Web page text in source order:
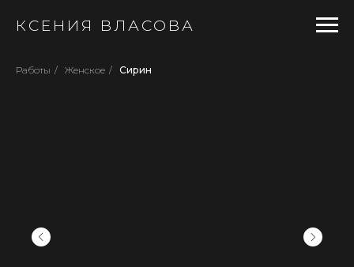
КСЕНИЯ ВЛАСОВА
Работы / Женское / Сирин